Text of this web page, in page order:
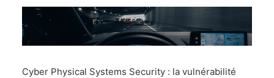
Cyber Physical Systems Security : la vulnérabilité